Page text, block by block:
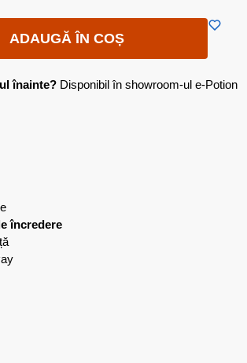
ADAUGĂ ÎN COȘ
înainte? Disponibil în showroom-ul e-Potion
încredere